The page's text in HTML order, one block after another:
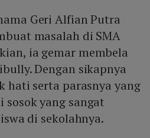
Geri Alfian Putra
masalah di SMA
ia gemar membela
Dengan sikapnya
hati serta parasnya yang
yang sangat
di sekolahnya.